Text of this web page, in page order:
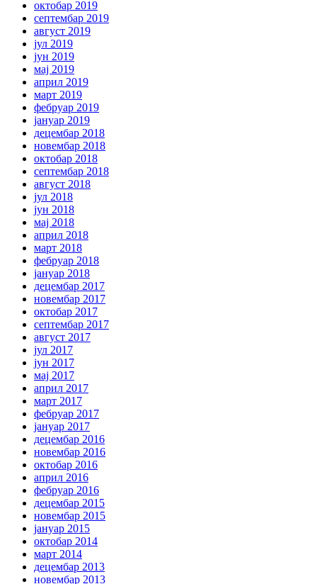
октобар 2019
септембар 2019
август 2019
јул 2019
јун 2019
мај 2019
април 2019
март 2019
фебруар 2019
јануар 2019
децембар 2018
новембар 2018
октобар 2018
септембар 2018
август 2018
јул 2018
јун 2018
мај 2018
април 2018
март 2018
фебруар 2018
јануар 2018
децембар 2017
новембар 2017
октобар 2017
септембар 2017
август 2017
јул 2017
јун 2017
мај 2017
април 2017
март 2017
фебруар 2017
јануар 2017
децембар 2016
новембар 2016
октобар 2016
април 2016
фебруар 2016
децембар 2015
новембар 2015
јануар 2015
октобар 2014
март 2014
децембар 2013
новембар 2013